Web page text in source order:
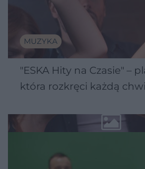
MUZYKA
"ESKA Hity na Czasie" –
która rozkręci każdą